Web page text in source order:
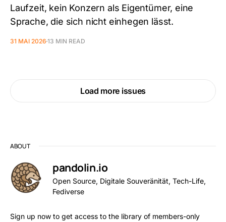
Laufzeit, kein Konzern als Eigentümer, eine
Sprache, die sich nicht einhegen lässt.
31 MAI 2026 13 MIN READ
Load more issues
ABOUT
pandolin.io
Open Source, Digitale Souveränität, Tech-Life,
Fediverse
Sign up now to get access to the library of members-only